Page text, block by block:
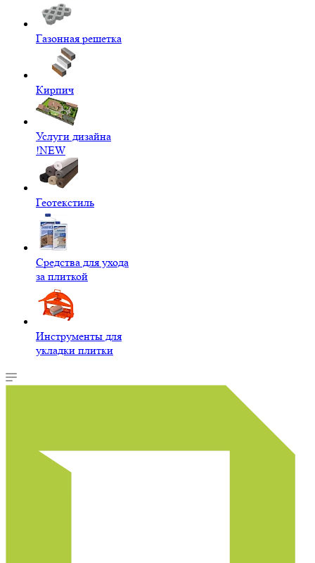
Газонная решетка
Кирпич
Услуги дизайна
!NEW
Геотекстиль
Средства для ухода
за плиткой
Инструменты для
укладки плитки